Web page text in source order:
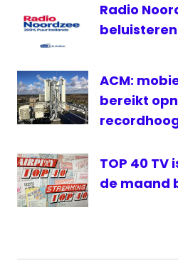
Radio
beluisteren
ACM:
bereikt
TOP 40 TV
de maand